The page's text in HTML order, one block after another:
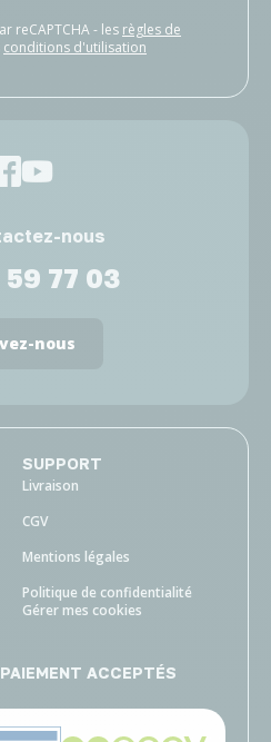
reCAPTCHA - les règles de
conditions d'utilisation
nous
77 03
nous
SUPPORT
Livraison
CGV
Mentions légales
Politique de confidentialité
Gérer mes cookies
ACCEPTÉS